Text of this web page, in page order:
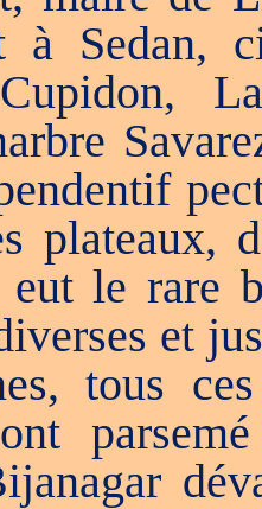
à Sedan,
plateaux,
le rare
et
tous